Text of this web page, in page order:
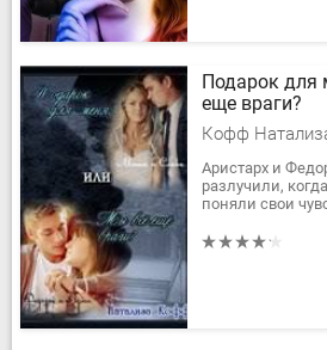
Подарок для
еще враги?
Кофф
Аристарх и
разлучили,
поняли свои
встречаться по